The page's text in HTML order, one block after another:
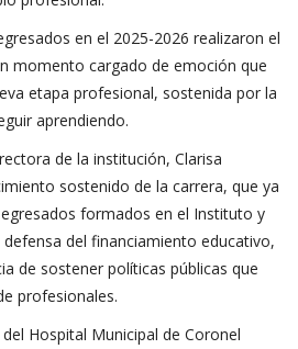
en el 2025-2026 realizaron el
momento cargado de emoción que
etapa profesional, sostenida por la
aprendiendo.
de la institución, Clarisa
sostenido de la carrera, que ya
formados en el Instituto y
del financiamiento educativo,
de sostener políticas públicas que
profesionales.
Hospital Municipal de Coronel